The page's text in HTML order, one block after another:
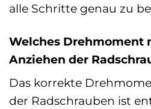
alle Schritte genau zu
Welches Drehmoment
Anziehen der
Das korrekte
der Radschrauben ist